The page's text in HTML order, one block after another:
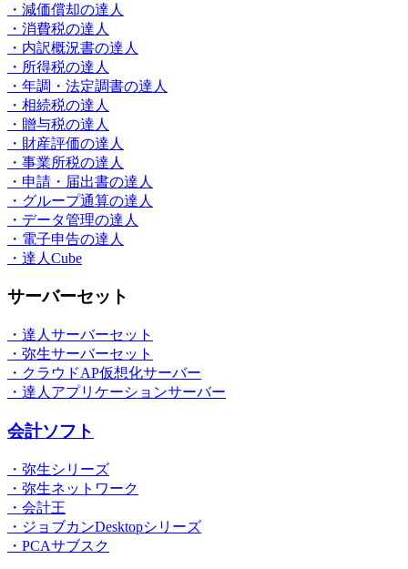
・減価償却の達人
・消費税の達人
・内訳概況書の達人
・所得税の達人
・年調・法定調書の達人
・相続税の達人
・贈与税の達人
・財産評価の達人
・事業所税の達人
・申請・届出書の達人
・グループ通算の達人
・データ管理の達人
・電子申告の達人
・達人Cube
サーバーセット
・達人サーバーセット
・弥生サーバーセット
・クラウドAP仮想化サーバー
・達人アプリケーションサーバー
会計ソフト
・弥生シリーズ
・弥生ネットワーク
・会計王
・ジョブカンDesktopシリーズ
・PCAサブスク